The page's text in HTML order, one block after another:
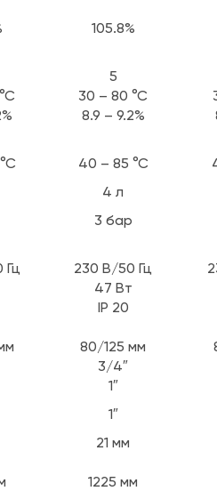
105.8%
5
30 – 80 °С
8.9 – 9.2%
40 – 85 °С
4 л
3 бар
Гц 230 В/50 Гц
47 Вт
IP 20
80/125 мм
3/4″
1″
1″
21 мм
1225 мм